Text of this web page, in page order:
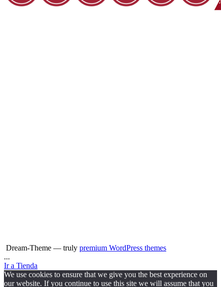
Dream-Theme — truly premium WordPress themes
...
Ir a Tienda
We use cookies to ensure that we give you the best experience on
our website. If you continue to use this site we will assume that you